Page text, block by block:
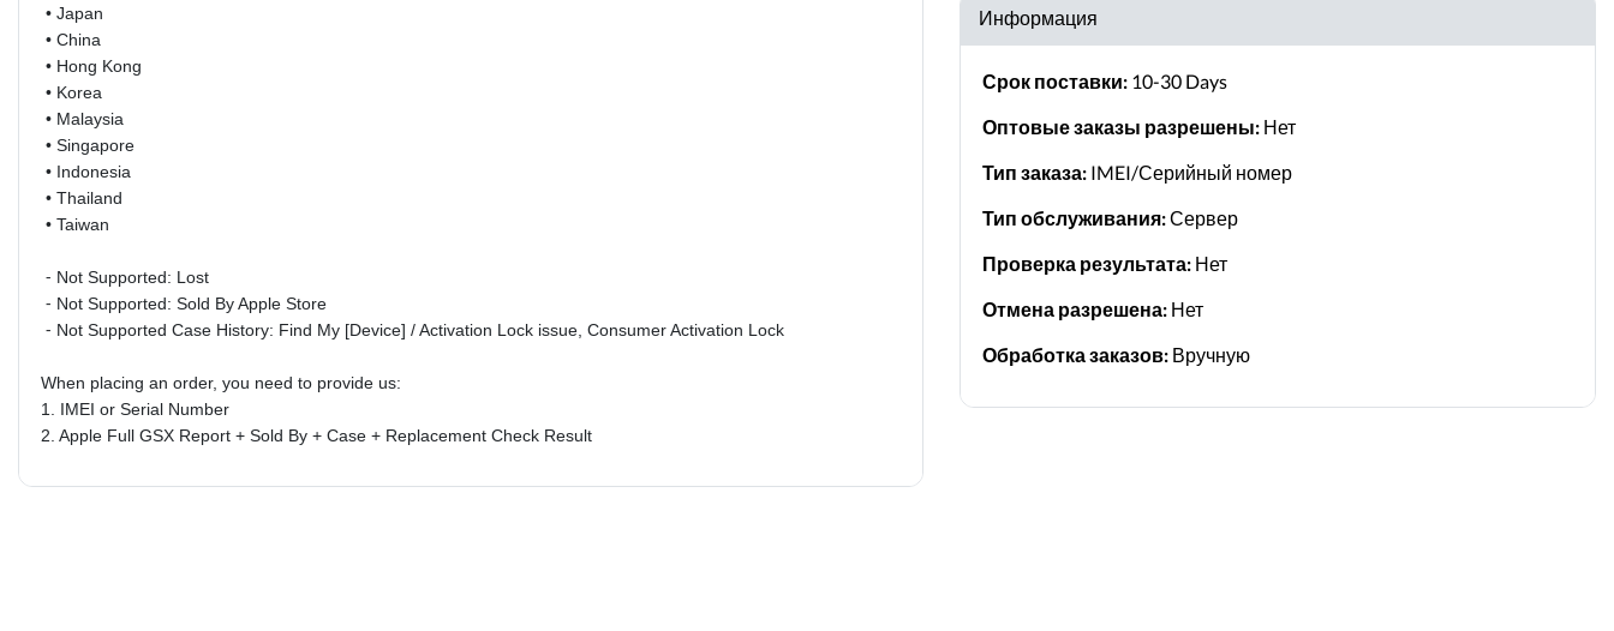
• Japan
• China
• Hong Kong
• Korea
• Malaysia
• Singapore
• Indonesia
• Thailand
• Taiwan
⁃ Not Supported: Lost
⁃ Not Supported: Sold By Apple Store
⁃ Not Supported Case History: Find My [Device] / Activation Lock issue, Consumer Activation Lock
When placing an order, you need to provide us:
1. IMEI or Serial Number
2. Apple Full GSX Report + Sold By + Case + Replacement Check Result
Информация
Срок поставки:10-30 Days
Оптовые заказы разрешены:Нет
Тип заказа:IMEI/Серийный номер
Тип обслуживания:Сервер
Проверка результата:Нет
Отмена разрешена:Нет
Обработка заказов:Вручную